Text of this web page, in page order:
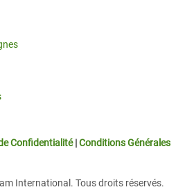
Confidentialité|Conditions Générales
International. Tous droits réservés.